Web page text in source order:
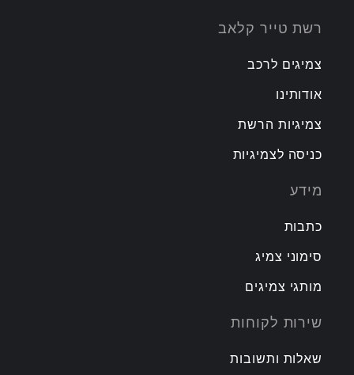
רשת טייר קלאב
צמיגים לרכב
אודותינו
צמיגיות הרשת
כניסה לצמיגיות
מידע
כתבות
סימוני צמיג
מותגי צמיגים
שירות לקוחות
שאלות ותשובות